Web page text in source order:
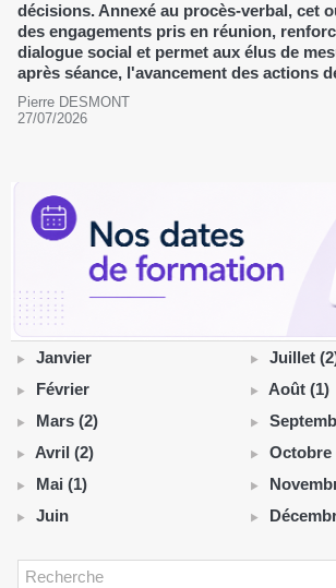
décisions. Annexé au procès-verbal, cet
des engagements pris en réunion,
dialogue social et permet aux élus de
après séance, l'avancement des actions
Pierre DESMONT
27/07/2026
Janvier
Février
Mars (2)
Avril (2)
Mai (1)
Juin
Juillet
Août (1)
Octobre